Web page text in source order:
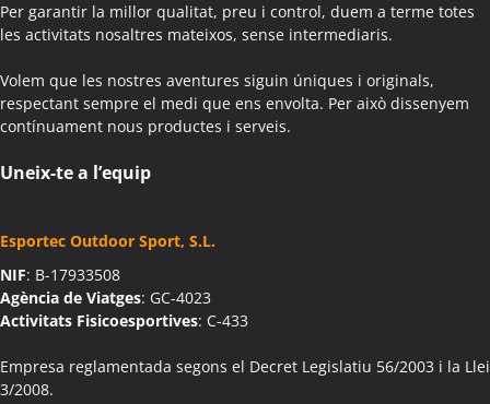
Activitats Família Amics Aiguafreda
Activitats Teambuilding Empreses Aiguamúrcia
Activitats Família Amics Aiguamúrcia
Colònies Escolars Aiguamúrcia
Activitats Teambuilding Empreses Aiguaviva
Activitats Teambuilding Empreses Aín
Activitats Família Amics Aín
Colònies Escolars Aín
Activitats Teambuilding Empreses Aitona
Activitats Família Amics Aitona
Colònies Escolars Aitona
Per garantir la millor qualitat, preu i control, duem a terme totes
les activitats nosaltres mateixos, sense intermediaris.
Volem que les nostres aventures siguin úniques i originals,
respectant sempre el medi que ens envolta. Per això dissenyem
contínuament nous productes i serveis.
Uneix-te a l’equip
Esportec Outdoor Sport, S.L.
NIF: B-17933508
Agència de Viatges: GC-4023
Activitats Fisicoesportives: C-433
Empresa reglamentada segons el Decret Legislatiu 56/2003 i la Llei
3/2008.